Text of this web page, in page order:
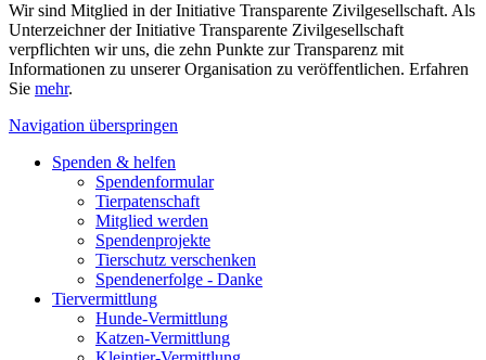
Wir sind Mitglied in der Initiative Transparente Zivilgesellschaft. Als
Unterzeichner der Initiative Transparente Zivilgesellschaft
verpflichten wir uns, die zehn Punkte zur Transparenz mit
Informationen zu unserer Organisation zu veröffentlichen. Erfahren
Sie mehr.
Navigation überspringen
Spenden & helfen
Spendenformular
Tierpatenschaft
Mitglied werden
Spendenprojekte
Tierschutz verschenken
Spendenerfolge - Danke
Tiervermittlung
Hunde-Vermittlung
Katzen-Vermittlung